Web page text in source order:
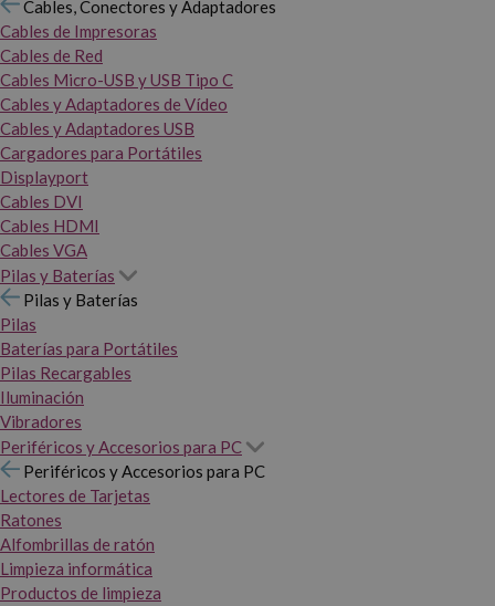
Cables, Conectores y Adaptadores
Cables de Impresoras
Cables de Red
Cables Micro-USB y USB Tipo C
Cables y Adaptadores de Vídeo
Cables y Adaptadores USB
Cargadores para Portátiles
Displayport
Cables DVI
Cables HDMI
Cables VGA
Pilas y Baterías
Pilas y Baterías
Pilas
Baterías para Portátiles
Pilas Recargables
Iluminación
Vibradores
Periféricos y Accesorios para PC
Periféricos y Accesorios para PC
Lectores de Tarjetas
Ratones
Alfombrillas de ratón
Limpieza informática
Productos de limpieza